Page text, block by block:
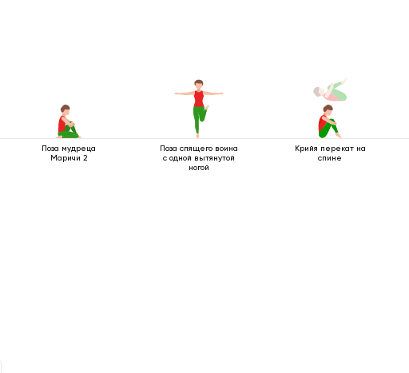
Поза мудреца
Маричи 2
Поза спящего воина
с одной вытянутой
ногой
Крийя перекат на
спине